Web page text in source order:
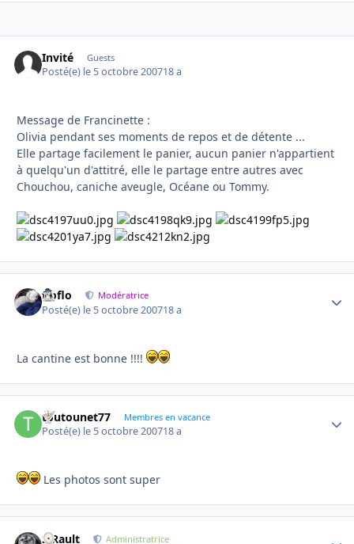
Invité Guests
Posté(e) le 5 octobre 200718 a
Message de Francinette :
Olivia pendant ses moments de repos et de détente ...
Elle partage facilement le panier, aucun panier n'appartient
à quelqu'un d'attitré, elle le partage entre autres avec
Chouchou, caniche aveugle, Océane ou Tommy.
floflo Modératrice
Posté(e) le 5 octobre 200718 a
La cantine est bonne !!!!
toutounet77 Membres en vacance
Posté(e) le 5 octobre 200718 a
Les photos sont super
S.Rault Administratrice